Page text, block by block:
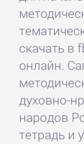
скачать в
онлайн.
духовно-
народов
тетрадь и